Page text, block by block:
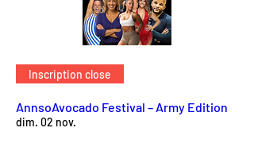
Inscription close
AnnsoAvocado Festival – Army Edition
dim. 02 nov.